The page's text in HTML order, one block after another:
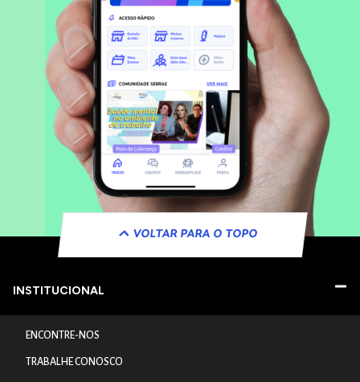
VOLTAR PARA O TOPO
INSTITUCIONAL
ENCONTRE-NOS
TRABALHE CONOSCO